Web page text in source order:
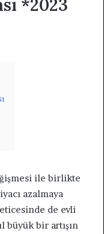
*2023
ile birlikte
azalmaya
de evli
büyük bir artışın